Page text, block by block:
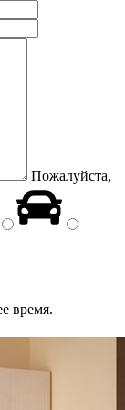
Пожалуйста,
время.